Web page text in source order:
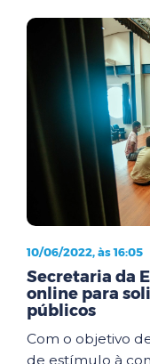
10/06/2022, às 16:05
Secretaria da
online para
públicos
Com o objetivo
de estímulo à